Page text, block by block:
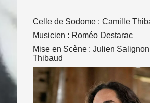
Celle de Sodome : Camille
Musicien : Roméo Destarac
Mise en Scène : Julien
Thibaud